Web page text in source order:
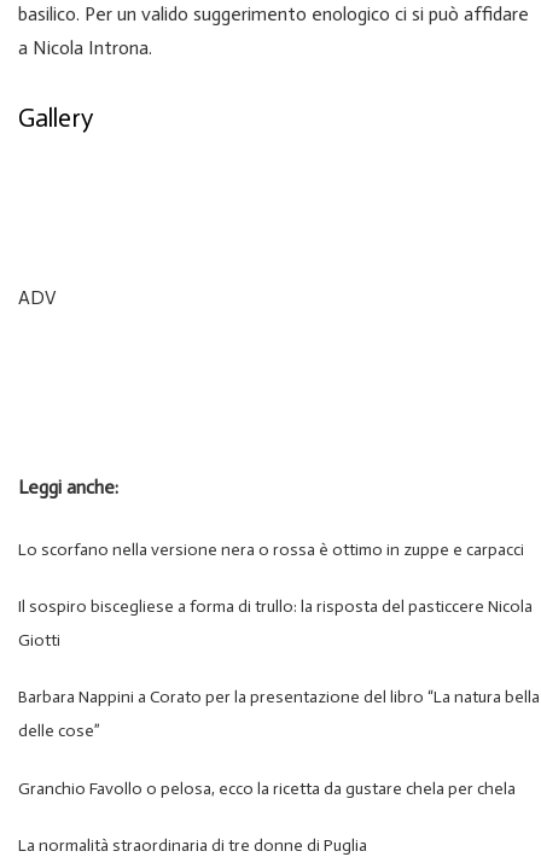
basilico. Per un valido suggerimento enologico ci si può affidare
a Nicola Introna.
Gallery
ADV
Leggi anche:
Lo scorfano nella versione nera o rossa è ottimo in zuppe e carpacci
Il sospiro biscegliese a forma di trullo: la risposta del pasticcere Nicola
Giotti
Barbara Nappini a Corato per la presentazione del libro “La natura bella
delle cose”
Granchio Favollo o pelosa, ecco la ricetta da gustare chela per chela
La normalità straordinaria di tre donne di Puglia